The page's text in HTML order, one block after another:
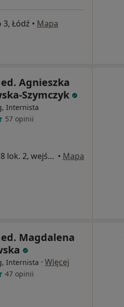
3, Łódź • Mapa
Agnieszka
Szymczyk
Internista
57 opinii
Stanisławy Leszczyńskiej 18 lok. 2, wejście bezpośrednio z ulicy., Łódź • Mapa
Magdalena
Internista · Więcej
47 opinii